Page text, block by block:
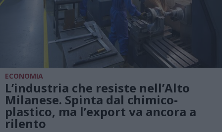
ECONOMIA
L’industria che resiste nell’Alto
Milanese. Spinta dal chimico-
plastico, ma l’export va ancora a
rilento